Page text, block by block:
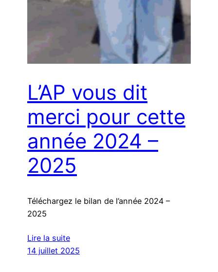
L’AP vous dit
merci pour cette
année 2024 –
2025
Téléchargez le bilan de l’année 2024 –
2025
Lire la suite
14 juillet 2025